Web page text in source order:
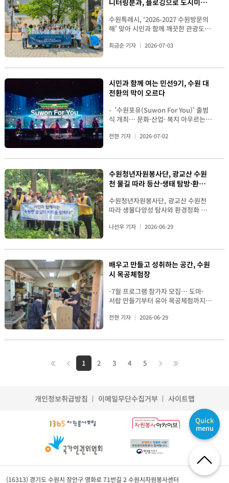
이어졌다 . 각 구별로 토론 결과를 발표
하고 있다. 간담회의 마지막 순서에서
는 권선구 , 장안구 , 팔달구 , 영통구
를 발표했다 . 참가자들은 지역별 자원
참여 확대 , 지역 맞춤형 봉사 프로그램
속 가능한 자원순환 실천 등 다양한 해
결 방안을 제안했다 . 이번 간담회는
체 간 협력 기반을 다지고 , 현장의 다
양한 의견을 정책과 사업에 반영하기
서 의미를 더했다 . 수원시자원봉사센
트워크 활동을 통해 지역사회와 함께
시민이 체감하는 ' 자원봉사 행복도시
수원 ' 실현을 위해 지속적으로 협력해
는 이번 활동을 계기로 수원팔경을 비
롯한 지역 명소에서 환경정화와 문화
유산 보존 활동을 지속적으로 추진할
<오랜 시간 정성껏 끓여 완성한 한방
닭곰탕.> 복지관 식당에는 구수한 닭
곰탕 향기가 가득했고, 정성껏 끓여낸
한방 닭곰탕은 위생적인 조리 과정을
거쳐 전달 준비를 마쳤다. <대상자에
기에 담아 밀봉한 뒤 도시락 이용자와
사례관리 대상자, 독거 어르신 순으로
분류했다. 이동 중에도 안전하게 전달
될 수 있도록 꼼꼼하게 포장해 품질을
유지하는 데에도 세심한 노력을 기울
였다. <직원과 자원봉사자들이 한방
원과 자원봉사자들은 수백 개의 닭곰
의 안부와 건강도 함께 살폈다. 복지
관 관계자는 "단순히 보양식을 전달하
며 이웃과 마음을 나누는 것이 복달임
행사의 가장 큰 의미"라며 "무더운 여
을 담아 준비했다"고 말했다. 이어 "영
행사를 꾸준히 이어올 수 있었던 것은
눔, 그리고 지역사회의 지속적인 관심
덕분"이라며 "봉사와 나눔에 함께해
전했다. 한편 영통종합사회복지관은
앞으로도 지역사회와 협력해 계절별
적으로 추진하며, 모두가 함께 건강하
획이다.
로젝트 모아’는 단순 일회성 행사에 그
치지 않고 지속적인 사회적 임팩트를
창출하는 ‘전략형 프로젝트’와 지역 내
다양한 봉사단체 및 민간기관이 함께
하는 ‘파트너십 프로젝트’ 두 가지 축
으로 나뉘어 추진된다. 먼저 전략형
사업은 수원 지역의 독립운동가와 역
사 유적지를 하나의 탐방로로 연결하
는 대형 프로젝트다. 오는 8월 착공식
을 거쳐 2027년 3월 완공을 목표로 하
고 있으며, 시민해설사와 시민추진단
을 중심으로 시민이 직접 가꾸고 운영
하는 역사·문화 공간으로 만들어갈 예
정이다. 이날 출정식에서 '수원 독립운
께 진행되는 파트너십 프로젝트 역시
지역사회 현안과 국제적 이슈를 아우
르며 활발히 펼쳐진다. 첫째, 수원 자
원순환 캠페인 ‘모아쓰원’은 수원시 청
소자원과 및 환경운동연합, 20여 개 봉
사단체가 협력해 올바른 분리배출 문
스템을 구축한다. 둘째, ‘수원이가(家)
가 도배, 장판, 세탁 등을 지원하는 ‘원
스톱 클린케어 서비스’를 제공한다. 셋
젝트’는 KSM우리민족서로돕기운동
경기지부와 협력해 전쟁으로 어려움을
동을 통해 이들의 일상 회복을 돕는다.
급구호 프로젝트’는 지진 피해로 고통
민 지원을 위한 모금 활동을 전개한다.
컨설팅부터 성과관리까지… 11월 성
과공유회로 대단원 수원시자원봉사센
터는 프로젝트에 참여하는 단체들이
효과적으로 활동을 수행할 수 있도록
1:1 담당자 매칭을 통한 실행 컨설팅부
터 현장 모니터링, 홍보 지원, 데이터
기반 성과관리까지 전 과정을 밀착 지
원한다. 지난 6~7월 참여기관 모집과
간담회, 출정식을 거쳐 본격적인 실행
춤을 추며 즐거운 시간을 보냈다. 박영
기뻐하시고 환하게 웃으시는 모습을
보며 오히려 단원들이 더 큰 힘을 얻었
다”며 “앞으로도 따뜻한 마음을 나눌
수 있는 재능기부 활동을 꾸준히 이어
원들이 효자노치원 어르신들을 위해
재능기부 축하공연을 펼치고 있다.>
효자노치원 관계자는 “직접 찾아와 어
르신들에게 행복한 시간과 잊지 못할
추억을 선물해 주신 니나노예술단에
감사드린다”고 전했다.
곳곳에서 묵묵히 봉사활동을 이어온
음을 전하는 자리로 마련됐다 . 이날 행
사에는 표창 수상자와 자원봉사단체 ,
서로의 헌신을 축하하며 뜻깊은 시간
수원특례시여성리더회 김미옥, 박희봉
상자가 김경호상임이사와 함께 기념촬
영을 하고 있다 .> 센터 4 층 대강당
상 , 수원시장상 , 수원시의회의장상 ,
한국자원봉사센터협회장상 , 경기도자
원봉사센터이사장상 등 5 개 훈격의 표
창이 수여됐다 . 수상자들은 복지 , 교
분야에서 꾸준히 나눔을 실천하며 지
역사회 발전에 기여한 공로를 인정받
았다 . 수상자들은 각자의 자리에서 오
랜 기간 봉사활동을 이어오며 도움이
필요한 이웃들에게 손길을 내밀고 지
역사회에 따뜻한 변화를 만들어 왔다 .
< 경기도지사상을 수상한 수원중사모
지호섭씨(왼쪽부터 두번째)와 중사모
회원들이 기념촬영을 하고 있다> "
니다 ' 라는 말을 들을 때입니다 ." 경기
도지사상을 수상한 수원중사모의 지호
섭 씨는 10 여 년 동안 짜장면 나눔 봉
사를 이어오고 있다 . 어려운 이웃과 어
르신들에게 따뜻한 한 끼를 전하는 활
동에 꾸준히 참여해 온 그는 " 처음에
는 짜장면 봉사 현장을 지나가다 우연
히 봉사 현장을 찾게 됐고 , 함께 웃고
활동을 하다 보면 힘들 때도 있지만 식
씀해 주실 때 가장 큰 보람을 느낀다 "
" 고 전했다 . <참가자들이 캐리커처
와 캘리그래피 체험 프로그램에 참여
하고 있다 .> 시상식 전후에는 1 층
소통공간에서 자원봉사자들을 위한 다
양한 체험 프로그램이 운영됐다 . 참가
자들은 서로 인사를 나누고 봉사 경험
을 공유하며 화합의 시간을 가졌다 . 캐
리커처와 캘리그래피 체험 부스는 특
히 많은 관심을 받았다 . 캐리커처 체
니터링분과, 플로깅으로 도시미관
수원특례시, '2026-2027 수원방문의
해' 맞아 시민과 함께 깨끗한 관광도시
원방문의 해 '를 맞아 시민들이 직접 수
도시환경 조성에 속도를 내고 있다. 시
수원의 매력을 알리는 다양한 활동을
이어가며, 시민 참여형 관광문화 확산
미지를 가꾸기 위해 플로깅활동을 진
행하고 있다.> 수원방문의 해 시민추
전 10시부터 낮 12까지 수원시 팔달구
동을 진행했다. 시민추진단원들은 수
명찰을 착용하고 현장 곳곳에서 시민
추진단의 존재와 활동 취지를 알렸다.
하고 '수원방문의 해'를 시민들에게 널
리 알리기 위해 마련됐다. 이번 플로깅
활동은 단순한 환경정화에 그치지 않
고, 관광객들이 다시 찾고 싶은 깨끗하
운 날씨 속에서도 자발적으로 참여한
시민추진단 단원들은 집게와 쓰레기봉
투를 들고 보행로와 상권 주변을 걸으
며 거리 구석구석 쓰레기를 수거하고
거리 환경을 점검하면서 구슬땀을 흘
렸다. <단체 티셔츠와 명찰을 착용하
고 수원시 팔달구 나혜석거리에서 플
로깅 활동 및 홍보 활동을 진행하고 있
다.> 김미진 기획모니터링분과장은
주신 분과위원 여러분께 진심으로 감
욱 뜻깊었고, 이번 플로깅을 통해
'2026-2027 수원방문의 해'를 시민들
원의 숨은 관광명소를 직접 발굴하고
관광 현장을 모니터링하는 활동도 추
진할 계획"이라며 "시민의 눈높이에
서 관광환경을 살피고 개선 방안을 제
안하는 등 수원의 관광 경쟁력을 높이
는 데 적극 앞장서겠다"고 밝혔다.
'2026-2027 수원방문의 해'의 성공은
시민 한 사람 한 사람의 관심과 시민문
화의 실천을 통해 건강한 도시 미관을
가꾸는 데 있다. 수원방문의 해 시민추
최금순 기자 2026-07-03
시민과 함께 여는 민선9기, 수원 대
전환의 막이 오르다
- '수원포유(Suwon For You)' 출범
식 개최… 문화·산업· 복지 아우르는
서 열린 민선9기 출범식 '수원포유' 전
민과 함께 반드시 만들겠습니다 ." 7 월
열린 민선 9 기 출범식 ' 수원포유
(Suwon For You)' 는 새로운 시정의
들어갈 수원의 미래를 그려보는 자리
였다 . 출범식은 ' 희망을 잇다 ' 와 '
행됐다 . 행사장에는 시민과 각계각층
축하하며 새로운 변화에 대한 기대를
정조대왕 , 혜경궁 홍씨가 함께한 무대
는 수원의 전통과 혁신이 조화를 이루
이재준 시장이 수원대전환추진단과 정
조대왕, 혜경궁 홍씨가 함께한 자리에
서 민선9기 비전을 설명하고 있다> 1
부 ' 희망을 잇다 ' 에서는 개회와 국민
축사 , 비전메시지 발표가 이어졌다 .
의 발자취를 담은 영상은 시민들이 함
께 만들어 온 수원의 성장 과정을 돌아
직 시민을 위한 수원 " 이라며 " 시민
이 체감하는 변화와 행복을 만드는 데
모든 행정 역량을 집중하겠다 " 고 밝
혔다 . 이 시장은 앞으로의 시정 방향
으로 ▲ 시민 삶의 대전환 ▲ 문화관광
대전환 ▲ 첨단산업과 도시공간 대전
환을 제시했다 . 시민 삶의 대전환 분
야에서는 수원투어 무상버스 , 전 세대
무상 인터넷 강의 확대 , 찾아가는 건강
검진 등을 통해 생활비 부담을 줄이고
전현 기자 2026-07-02
수원청년자원봉사단, 광교산 수원
천 물길 따라 등산·생태 탐방·환경
수원청년자원봉사단, 광교산 수원천
따라 생물다양성 탐사와 환경정화 활
도 높이고 상생 가치 되새겨 <수원천
사단> [수원시자원봉사기자단=나선우
일 수원천 물줄기를 따라 광교산을 오
르내리며 생물다양성 탐사, 환경정화
역에 서식하는 다양한 생물에 대한 관
심과 애정을 키우고, 생태계 보전과 환
현장에는 청년봉사단원들의 활동을 지
수원환경운동센터, 숲길등산지도사,
길에 관해 설명 중인 수원환경운동센
홍은화 대표로부터 수원의 주요 물길
에 대한 설명을 들으며 광교산 생태계
에 대한 이해도를 높였다. 현재 수원시
에는 수원천, 서호천, 원천리천, 황구
지천 등 4대 하천이 흐르고 있다. 이 중
이번 활동 장소인 수원천은 광교산에
서 발원해 수원 중심부를 관통한 뒤 다
른 물줄기와 합류해 서해로 흘러 들어
간다. < 큰까치수염(왼쪽 위), 거북꼬
리(오른쪽 위), 확대경으로 수생생물
나선우 기자 2026-06-29
배우고 만들고 성취하는 공간, 수원
시 목공체험장
-7월 프로그램 참가자 모집… 도마·
서랍 만들기부터 유아 목공체험까지-
수원시 목공체험장이 7월 생활목공 프
목재를 활용한 다양한 생활용품을 직
수원특례시 홈페이지 통합예약시스템
활 속 목공문화 확산에 기여하고 있다.
목재의 특성을 이해하고 직접 작품을
제작하는 과정을 통해 창의력과 성취
감을 높일 수 있는 공간으로 자리매김
하고 있다. 7월 프로그램은 실생활에
서 활용도가 높은 생활목공 중심으로
운영된다. 7월 3일 오후 2시부터 5시
까지는 캄포나무를 활용한 도마 만들
기 체험이 진행된다. 은은한 향과 뛰어
전현 기자 2026-06-29
1 2 3 4 5
Quick
menu
개인정보취급방침 이메일무단수집거부 사이트맵
(16313) 경기도 수원시 장안구 영화로 71번길 2 수원시자원봉사센터